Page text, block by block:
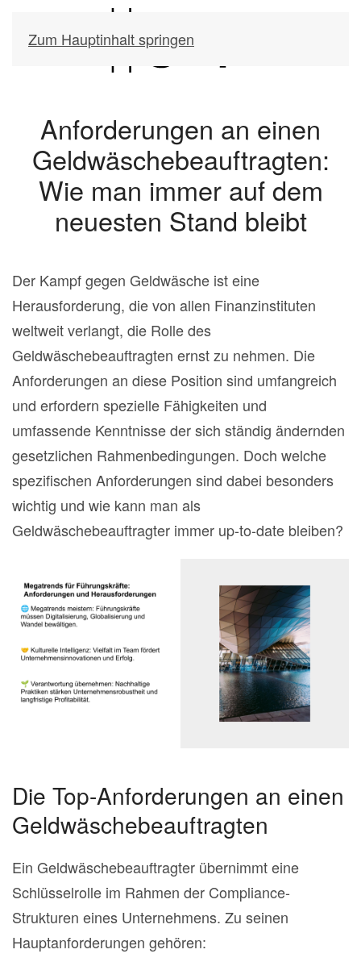
Zum Hauptinhalt springen
Anforderungen an einen
Geldwäschebeauftragten:
Wie man immer auf dem
neuesten Stand bleibt
Der Kampf gegen Geldwäsche ist eine
Herausforderung, die von allen Finanzinstituten
weltweit verlangt, die Rolle des
Geldwäschebeauftragten ernst zu nehmen. Die
Anforderungen an diese Position sind umfangreich
und erfordern spezielle Fähigkeiten und
umfassende Kenntnisse der sich ständig ändernden
gesetzlichen Rahmenbedingungen. Doch welche
spezifischen Anforderungen sind dabei besonders
wichtig und wie kann man als
Geldwäschebeauftragter immer up-to-date bleiben?
Die Top-Anforderungen an einen
Geldwäschebeauftragten
Ein Geldwäschebeauftragter übernimmt eine
Schlüsselrolle im Rahmen der Compliance-
Strukturen eines Unternehmens. Zu seinen
Hauptanforderungen gehören: